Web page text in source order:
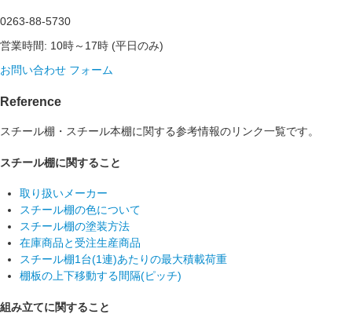
0263-88-5730
営業時間: 10時～17時 (平日のみ)
お問い合わせ フォーム
Reference
スチール棚・スチール本棚に関する参考情報のリンク一覧です。
スチール棚に関すること
取り扱いメーカー
スチール棚の色について
スチール棚の塗装方法
在庫商品と受注生産商品
スチール棚1台(1連)あたりの最大積載荷重
棚板の上下移動する間隔(ピッチ)
組み立てに関すること